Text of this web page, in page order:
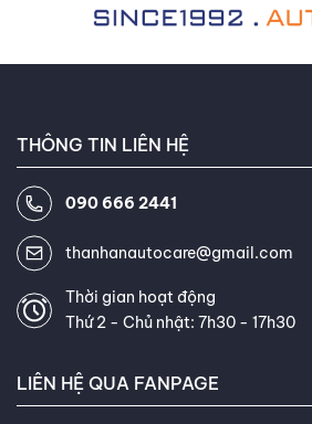
THÔNG TIN LIÊN HỆ
090 666 2441
thanhanautocare@gmail.com
Thời gian hoạt động
Thứ 2 - Chủ nhật: 7h30 - 17h30
LIÊN HỆ QUA FANPAGE